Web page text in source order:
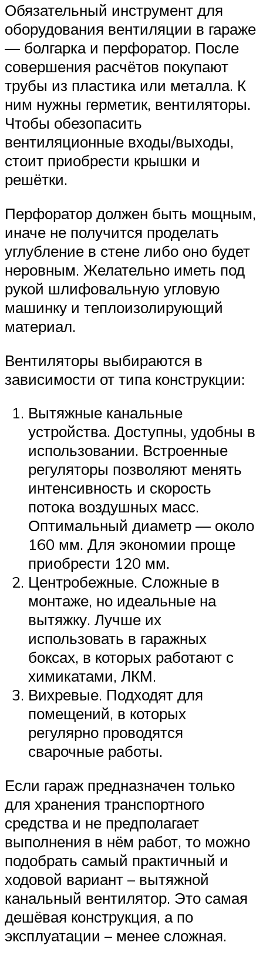
Обязательный инструмент для
оборудования вентиляции в гараже
— болгарка и перфоратор. После
совершения расчётов покупают
трубы из пластика или металла. К
ним нужны герметик, вентиляторы.
Чтобы обезопасить
вентиляционные входы/выходы,
стоит приобрести крышки и
решётки.
Перфоратор должен быть мощным,
иначе не получится проделать
углубление в стене либо оно будет
неровным. Желательно иметь под
рукой шлифовальную угловую
машинку и теплоизолирующий
материал.
Вентиляторы выбираются в
зависимости от типа конструкции:
Вытяжные канальные
устройства. Доступны, удобны в
использовании. Встроенные
регуляторы позволяют менять
интенсивность и скорость
потока воздушных масс.
Оптимальный диаметр — около
160 мм. Для экономии проще
приобрести 120 мм.
Центробежные. Сложные в
монтаже, но идеальные на
вытяжку. Лучше их
использовать в гаражных
боксах, в которых работают с
химикатами, ЛКМ.
Вихревые. Подходят для
помещений, в которых
регулярно проводятся
сварочные работы.
Если гараж предназначен только
для хранения транспортного
средства и не предполагает
выполнения в нём работ, то можно
подобрать самый практичный и
ходовой вариант – вытяжной
канальный вентилятор. Это самая
дешёвая конструкция, а по
эксплуатации – менее сложная.